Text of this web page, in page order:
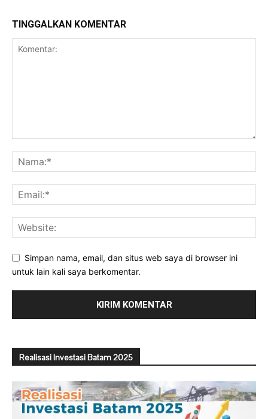
TINGGALKAN KOMENTAR
Simpan nama, email, dan situs web saya di browser ini
untuk lain kali saya berkomentar.
Realisasi Investasi Batam 2025